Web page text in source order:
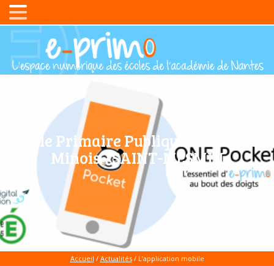
Ecole Primaire Publique Les P'Tits
Minois - SAINT-MESMIN
Accueil / Actualités/ L’application mobile